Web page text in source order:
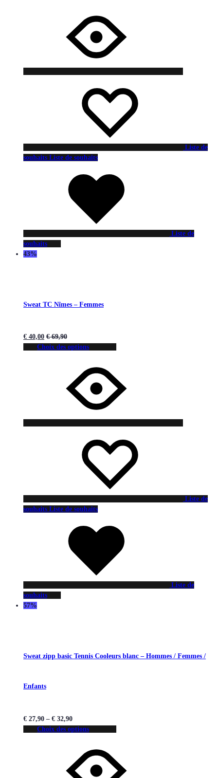
Liste de
souhaits Liste de souhaits
Liste de
souhaits
43%
Sweat TC Nîmes – Femmes
€ 40,00 €69,90
Choix des options
Liste de
souhaits Liste de souhaits
Liste de
souhaits
57%
Sweat zipp basic Tennis Cooleurs blanc – Hommes / Femmes /
Enfants
€ 27,90 – € 32,90
Choix des options